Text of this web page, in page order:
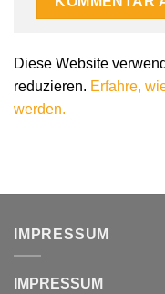
Diese Website
reduzieren. Erfahre,
werden.
IMPRESSUM
IMPRESSUM